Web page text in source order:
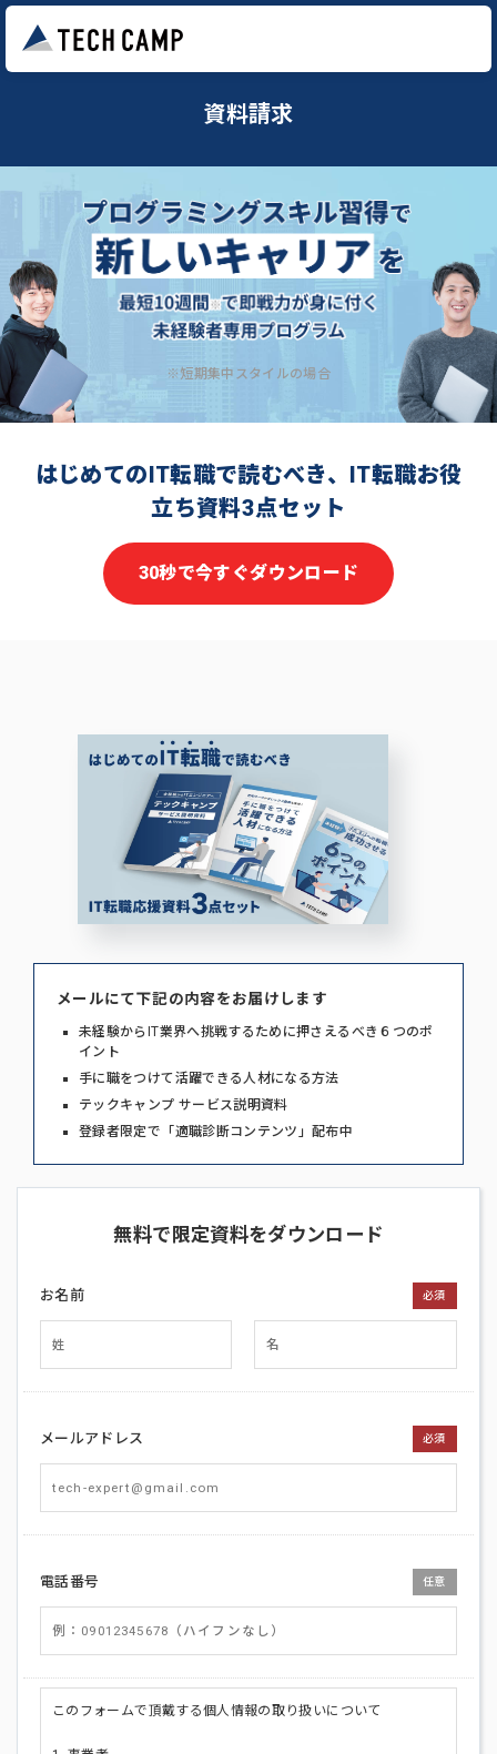
資料請求
※短期集中スタイルの場合
はじめてのIT転職で読むべき、IT転職お役
立ち資料3点セット
30秒で今すぐダウンロード
メールにて下記の内容をお届けします
未経験からIT業界へ挑戦するために押さえるべき６つのポ
イント
手に職をつけて活躍できる人材になる方法
テックキャンプ サービス説明資料
登録者限定で「適職診断コンテンツ」配布中
無料で限定資料をダウンロード
お名前 必須
メールアドレス 必須
電話番号 任意
このフォームで頂戴する個人情報の取り扱いについて